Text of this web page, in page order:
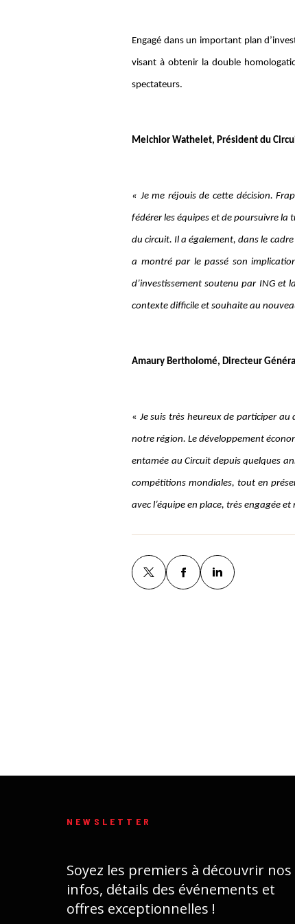
Engagé dans un important plan
visant à obtenir la double
spectateurs.
Melchior Wathelet, Président du
« Je me réjouis de cette décision.
fédérer les équipes et de poursuivre
du circuit. Il a également, dans le
a montré par le passé son
d’investissement soutenu par ING et
contexte difficile et souhaite au
Amaury Bertholomé, Directeur
« Je suis très heureux de participer
notre région. Le développement
entamée au Circuit depuis quelques
compétitions mondiales, tout en
avec l’équipe en place, très engagée
NEWSLETTER
Soyez les premiers à découvrir nos
infos, détails des événements et
offres exceptionnelles !